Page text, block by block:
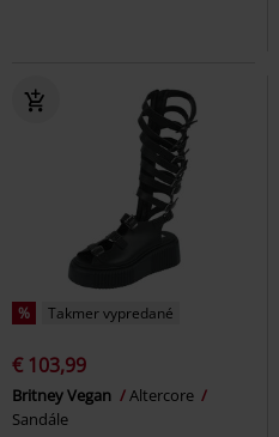
% Takmer vypredané
€ 103,99
Britney Vegan
Altercore
Sandále